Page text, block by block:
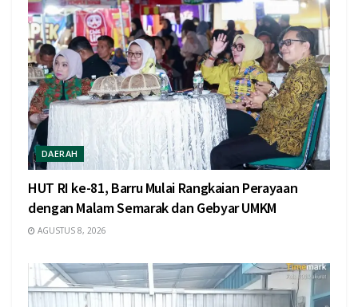
DAERAH
HUT RI ke-81, Barru Mulai Rangkaian Perayaan
dengan Malam Semarak dan Gebyar UMKM
AGUSTUS 8, 2026